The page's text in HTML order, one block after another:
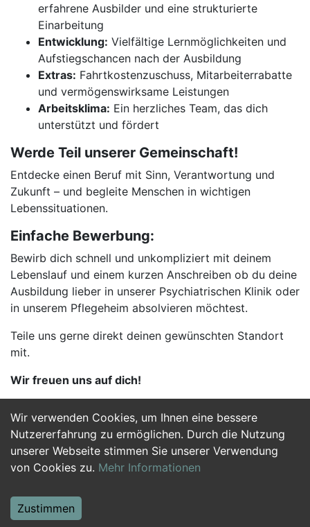
Wir verwenden Cookies, um Ihnen eine bessere
Nutzererfahrung zu ermöglichen. Durch die Nutzung
unserer Webseite stimmen Sie unserer Verwendung
von Cookies zu. Mehr Informationen
Zustimmen
erfahrene Ausbilder und eine strukturierte
Einarbeitung
Entwicklung: Vielfältige Lernmöglichkeiten und
Aufstiegschancen nach der Ausbildung
Extras: Fahrtkostenzuschuss, Mitarbeiterrabatte
und vermögenswirksame Leistungen
Arbeitsklima: Ein herzliches Team, das dich
unterstützt und fördert
Werde Teil unserer Gemeinschaft!
Entdecke einen Beruf mit Sinn, Verantwortung und
Zukunft – und begleite Menschen in wichtigen
Lebenssituationen.
Einfache Bewerbung:
Bewirb dich schnell und unkompliziert mit deinem
Lebenslauf und einem kurzen Anschreiben ob du deine
Ausbildung lieber in unserer Psychiatrischen Klinik oder
in unserem Pflegeheim absolvieren möchtest.
Teile uns gerne direkt deinen gewünschten Standort
mit.
Wir freuen uns auf dich!
Jetzt Bewerben